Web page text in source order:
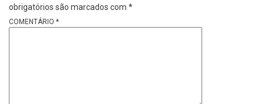
obrigatórios são marcados com *
COMENTÁRIO *